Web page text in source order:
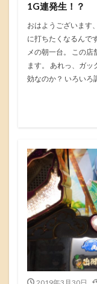
1G連発生！？
おはようございます
に打ちたくなるんで
メの朝一台。 この
ます。 あれっ、ガ
効なのか？ いろいろ
2019年3月30日